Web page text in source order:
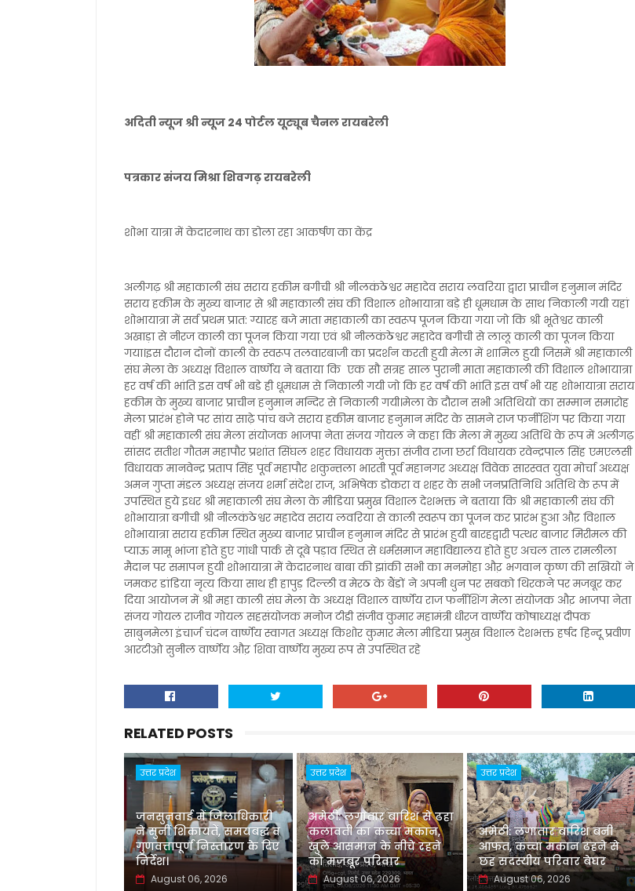
अदिती न्यूज श्री न्यूज 24 पोर्टल यूट्यूब चैनल रायबरेली
पत्रकार संजय मिश्रा शिवगढ़ रायबरेली
शोभा यात्रा में केदारनाथ का डोला रहा आकर्षण का केंद्र
अलीगढ़ श्री महाकाली संघ सराय हकीम बगीची श्री नीलकंठेश्वर महादेव सराय लवरिया द्वारा प्राचीन हनुमान मंदिर
सराय हकीम के मुख्य बाजार से श्री महाकाली संघ की विशाल शोभायात्रा बड़े ही धूमधाम के साथ निकाली गयी यहां
शोभायात्रा में सर्व प्रथम प्रात: ग्यारह बजे माता महाकाली का स्वरूप पूजन किया गया जो कि श्री भूतेश्वर काली
अखाड़ा से नीरज काली का पूजन किया गया एवं श्री नीलकंठेश्वर महादेव बगीची से लालू काली का पूजन किया
गया।इस दौरान दोनों काली के स्वरूप तलवारबाजी का प्रदर्शन करती हुयी मेला में शामिल हुयी जिसमें श्री महाकाली
संघ मेला के अध्यक्ष विशाल वार्ष्णेय ने बताया कि एक सौ सत्रह साल पुरानी माता महाकाली की विशाल शोभायात्रा
हर वर्ष की भांति इस वर्ष भी बडे ही धूमधाम से निकाली गयी जो कि हर वर्ष की भांति इस वर्ष भी यह शोभायात्रा सराय
हकीम के मुख्य बाजार प्राचीन हनुमान मन्दिर से निकाली गयी।मेला के दौरान सभी अतिथियों का सम्मान समारोह
मेला प्रारंभ होने पर सांय साढ़े पांच बजे सराय हकीम बाजार हनुमान मंदिर के सामने राज फर्नीशिंग पर किया गया
वहीं श्री महाकाली संघ मेला संयोजक भाजपा नेता संजय गोयल ने कहा कि मेला में मुख्य अतिथि के रूप में अलीगढ़
सांसद सतीश गौतम महापौर प्रशांत सिंघल शहर विधायक मुक्ता संजीव राजा छर्रा विधायक रवेन्द्रपाल सिंह एमएलसी
विधायक मानवेन्द्र प्रताप सिंह पूर्व महापौर शकुन्तला भारती पूर्व महानगर अध्यक्ष विवेक सारस्वत युवा मोर्चा अध्यक्ष
अमन गुप्ता मंडल अध्यक्ष संजय शर्मा संदेश राज, अभिषेक डोकरा व शहर के सभी जनप्रतिनिधि अतिथि के रूप में
उपस्थित हुये इधर श्री महाकाली संघ मेला के मीडिया प्रमुख विशाल देशभक्त ने बताया कि श्री महाकाली संघ की
शोभायात्रा बगीची श्री नीलकंठेश्वर महादेव सराय लवरिया से काली स्वरूप का पूजन कर प्रारंभ हुआ औऱ विशाल
शोभायात्रा सराय हकीम स्थित मुख्य बाजार प्राचीन हनुमान मंदिर से प्रारंभ हुयी बारहद्वारी पत्थर बाजार मिरीमल की
प्याऊ मामू भांजा होते हुए गांधी पार्क से दूबे पड़ाव स्थित से धर्मसमाज महाविद्यालय होते हुए अचल ताल रामलीला
मैदान पर समापन हुयी शोभायात्रा में केदारनाथ बाबा की झांकी सभी का मनमोहा औऱ भगवान कृष्ण की सखियों ने
जमकर डांडिया नृत्य किया साथ ही हापुड़ दिल्ली व मेरठ के बैंडों ने अपनी धुन पर सबको थिरकने पर मजबूर कर
दिया आयोजन में श्री महा काली संघ मेला के अध्यक्ष विशाल वार्ष्णेय राज फर्नीशिंग मेला संयोजक औऱ भाजपा नेता
संजय गोयल राजीव गोयल सहसंयोजक मनोज टीडी संजीव कुमार महामंत्री धीरज वार्ष्णेय कोषाध्यक्ष दीपक
साबुनमेला इंचार्ज चंदन वार्ष्णेय स्वागत अध्यक्ष किशोर कुमार मेला मीडिया प्रमुख विशाल देशभक्त हर्षद हिन्दू प्रवीण
आरटीओ सुनील वार्ष्णेय औऱ शिवा वार्ष्णेय मुख्य रूप से उपस्थित रहे
RELATED POSTS
उत्तर प्रदेश
जनसुनवाई में जिलाधिकारी
ने सुनीं शिकायतें, समयबद्ध व
गुणवत्तापूर्ण निस्तारण के दिए
निर्देश।
August 06, 2026
उत्तर प्रदेश
अमेठी: लगातार बारिश से ढहा
कलावती का कच्चा मकान,
खुले आसमान के नीचे रहने
को मजबूर परिवार
August 06, 2026
उत्तर प्रदेश
अमेठी: लगातार बारिश बनी
आफत, कच्चा मकान ढहने से
छह सदस्यीय परिवार बेघर
August 06, 2026